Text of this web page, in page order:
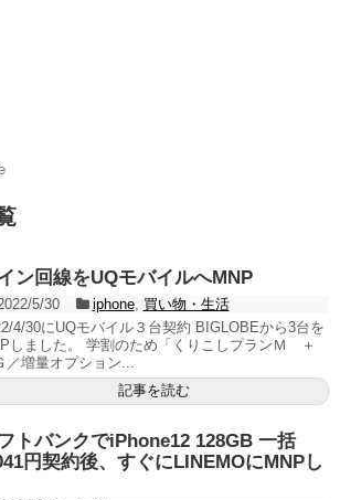
ン回線をUQモバイルへMNP
5/30 iphone, 買い物・生活
4/30にUQモバイル３台契約 BIGLOBEから3台を
しました。 学割のため「くりこしプランＭ ＋
／増量オプション...
記事を読む
トバンクでiPhone12 128GB 一括
円契約後、すぐにLINEMOにMNPし